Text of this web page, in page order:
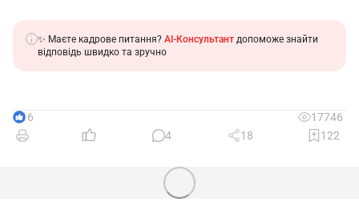
✨ Маєте кадрове питання? AI-Консультант допоможе знайти
відповідь швидко та зручно
16
17746
4
18 122